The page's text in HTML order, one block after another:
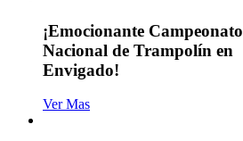
¡Emocionante Campeonato
Nacional de Trampolín en
Envigado!
Ver Mas